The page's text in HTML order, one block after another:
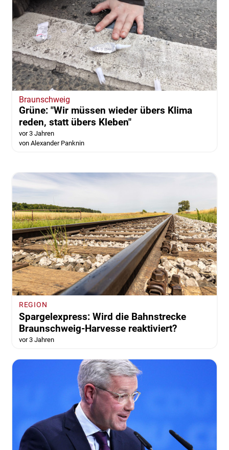
Braunschweig
Grüne: "Wir müssen wieder übers Klima
reden, statt übers Kleben"
vor 3 Jahren
von Alexander Panknin
REGION
Spargelexpress: Wird die Bahnstrecke
Braunschweig-Harvesse reaktiviert?
vor 3 Jahren